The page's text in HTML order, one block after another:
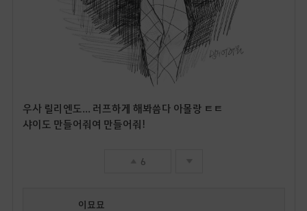
우사 릴리엔도... 러프하게 해봐씀다 아몰랑 ㅌㅌ
샤이도 만들어줘여 만들어줘!
6
이묘묘